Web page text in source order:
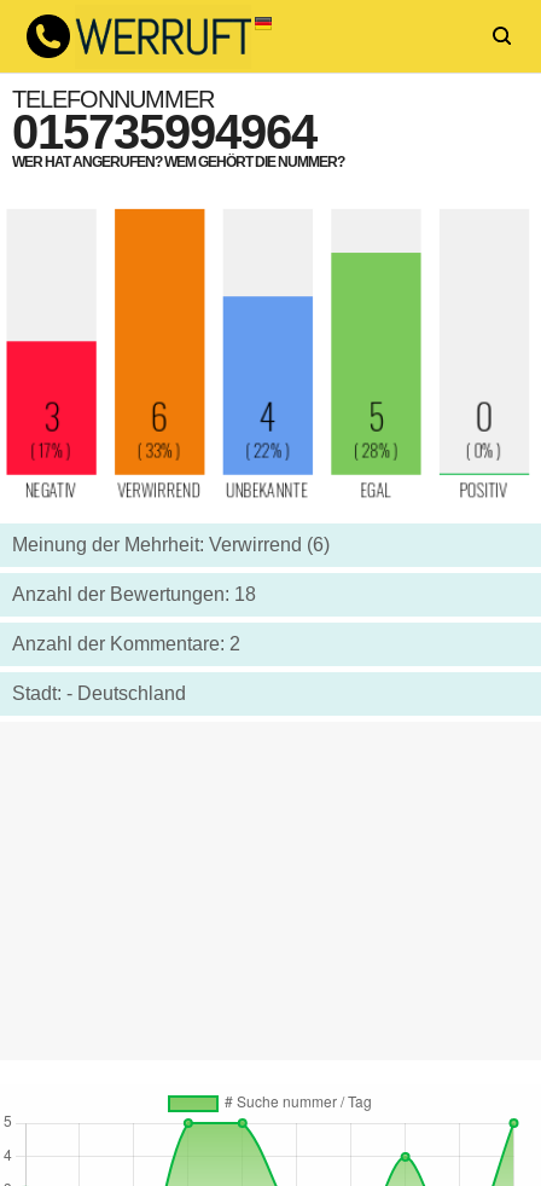
TELEFONNUMMER
015735994964
WER HAT ANGERUFEN? WEM GEHÖRT DIE NUMMER?
Meinung der Mehrheit: Verwirrend (6)
Anzahl der Bewertungen: 18
Anzahl der Kommentare: 2
Stadt: - Deutschland